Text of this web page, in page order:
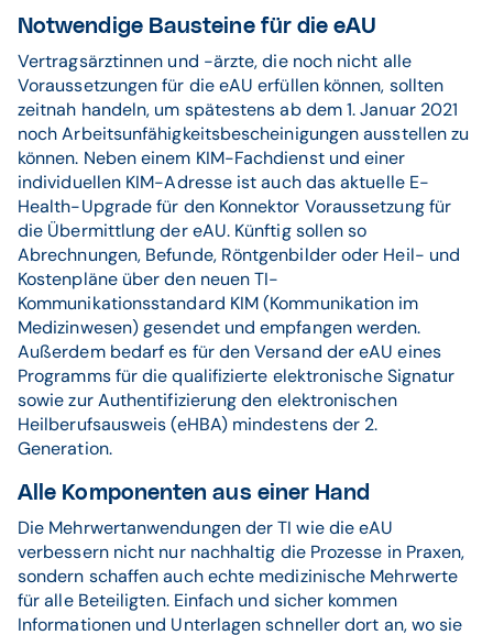
Notwendige Bausteine für die eAU
Vertragsärztinnen und -ärzte, die noch nicht alle
Voraussetzungen für die eAU erfüllen können, sollten
zeitnah handeln, um spätestens ab dem 1. Januar 2021
noch Arbeitsunfähigkeitsbescheinigungen ausstellen zu
können. Neben einem KIM-Fachdienst und einer
individuellen KIM-Adresse ist auch das aktuelle E-
Health-Upgrade für den Konnektor Voraussetzung für
die Übermittlung der eAU. Künftig sollen so
Abrechnungen, Befunde, Röntgenbilder oder Heil- und
Kostenpläne über den neuen TI-
Kommunikationsstandard KIM (Kommunikation im
Medizinwesen) gesendet und empfangen werden.
Außerdem bedarf es für den Versand der eAU eines
Programms für die qualifizierte elektronische Signatur
sowie zur Authentifizierung den elektronischen
Heilberufsausweis (eHBA) mindestens der 2.
Generation.
Alle Komponenten aus einer Hand
Die Mehrwertanwendungen der TI wie die eAU
verbessern nicht nur nachhaltig die Prozesse in Praxen,
sondern schaffen auch echte medizinische Mehrwerte
für alle Beteiligten. Einfach und sicher kommen
Informationen und Unterlagen schneller dort an, wo sie